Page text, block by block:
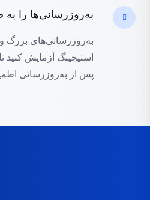
به‌روزرسانی‌ها را
به‌روزرسانی‌های بزرگ
استیجینگ آزمایش
پس از به‌روزرسانی